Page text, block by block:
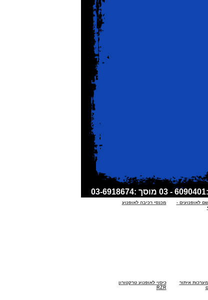
לאופנועים -
מכנסי רכיבה לאופנוע
איתור
כיסוי לאופנוע טרקטורון
RZR